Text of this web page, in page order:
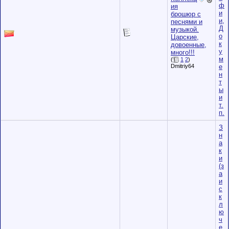
ия
брошюр с
песнями и
музыкой.
Царские,
довоенные,
много!!!
( 1 2)
Dmitriy64
ф
и
и,
Д
о
к
у
м
е
н
т
ы
и
т.
п.
З
н
а
к
и
(з
а
и
с
к
л
ю
ч
е